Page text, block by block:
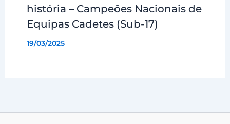
história – Campeões Nacionais de
Equipas Cadetes (Sub-17)
19/03/2025